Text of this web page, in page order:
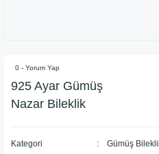
0 - Yorum Yap
925 Ayar Gümüş
Nazar Bileklik
Kategori Gümüş